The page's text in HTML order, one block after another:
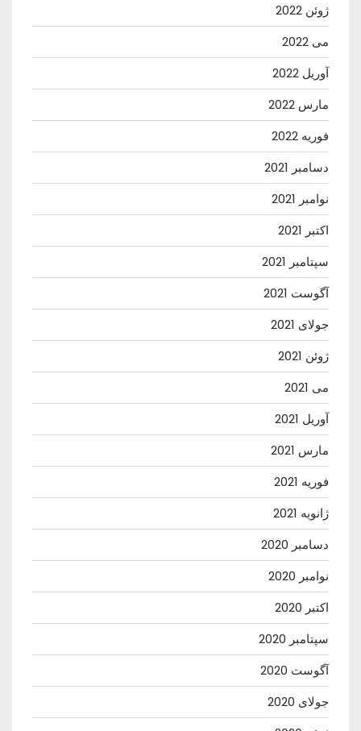
ژوئن 2022
می 2022
آوریل 2022
مارس 2022
فوریه 2022
دسامبر 2021
نوامبر 2021
اکتبر 2021
سپتامبر 2021
آگوست 2021
جولای 2021
ژوئن 2021
می 2021
آوریل 2021
مارس 2021
فوریه 2021
ژانویه 2021
دسامبر 2020
نوامبر 2020
اکتبر 2020
سپتامبر 2020
آگوست 2020
جولای 2020